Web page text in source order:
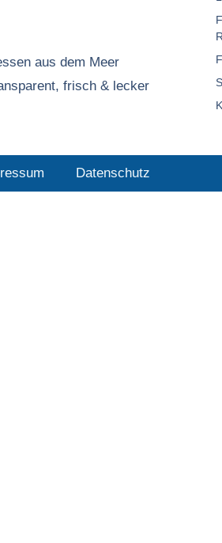
aus dem Meer
frisch & lecker
Datenschutz